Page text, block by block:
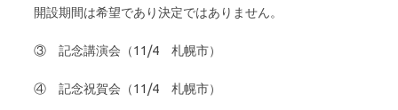
開設期間は希望であり決定ではありません。
③ 記念講演会（11/4 札幌市）
④ 記念祝賀会（11/4 札幌市）